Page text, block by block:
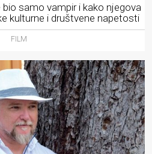
samo vampir i kako njegova
kulturne i društvene napetosti
FILM